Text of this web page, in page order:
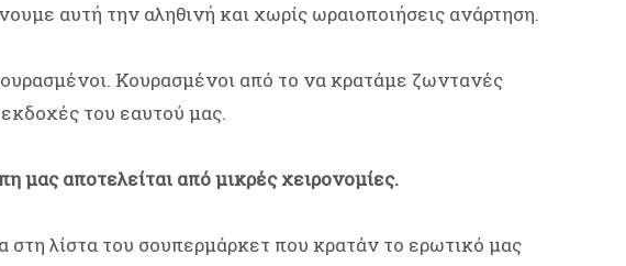
αυτή την αληθινή και χωρίς ωραιοποιήσεις ανάρτηση.
Κουρασμένοι από το να κρατάμε ζωντανές
του εαυτού μας.
μας αποτελείται από μικρές χειρονομίες.
λίστα του σουπερμάρκετ που κρατάν το ερωτικό μας